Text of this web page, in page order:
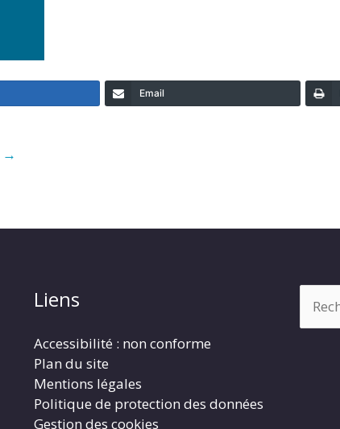
Email
→
Liens
Accessibilité : non conforme
Plan du site
Mentions légales
Politique de protection des données
Gestion des cookies